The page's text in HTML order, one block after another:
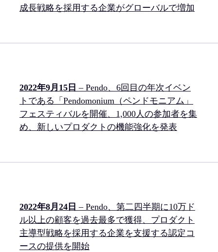
成長戦略を採用する企業がグローバルで増加
2022年9月15日 – Pendo、6回目の年次イベン
トである「Pendomonium（ペンドモニアム」
フェスティバルを開催、1,000人の参加者を集
め、新しいプロダクトの機能強化を発表
2022年8月24日 – Pendo、第二四半期に10万ド
ル以上の顧客を過去最多で獲得、プロダクト
主導型戦略を採用する企業を支援する認定コ
ースの提供を開始